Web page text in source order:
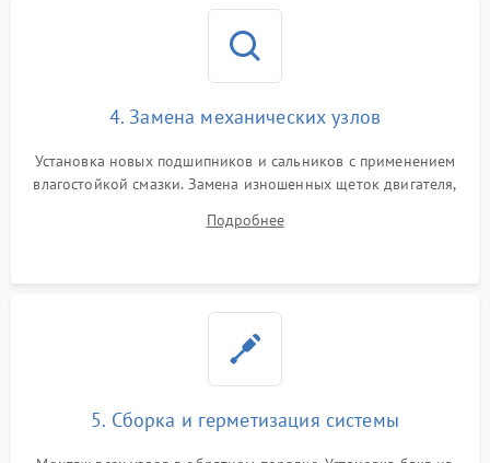
4. Замена механических узлов
Установка новых подшипников и сальников с применением
влагостойкой смазки. Замена изношенных щеток двигателя,
или поврежденной резиновой манжеты.
Подробнее
5. Сборка и герметизация системы